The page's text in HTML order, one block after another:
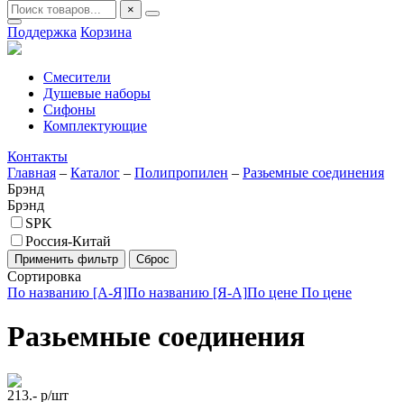
×
Поддержка Корзина
Смесители
Душевые наборы
Сифоны
Комплектующие
Контакты
Главная – Каталог – Полипропилен – Разьемные соединения
Брэнд
Брэнд
SPK
Россия-Китай
Сортировка
По названию [А-Я]По названию [Я-А]По цене По цене
Разьемные соединения
213.- р/шт